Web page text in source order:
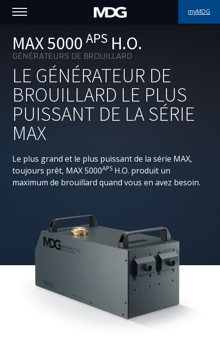
myMDG
PRODUITS
SUPPORT
PORTFOLIO
À PROPOS
OÙ ACHETER
RENCONTREZ-NOUS
ACTUALITÉS
Français
MAX 5000 APS H.O.
GÉNÉRATEURS DE BROUILLARD
LE GÉNÉRATEUR DE
BROUILLARD LE PLUS
PUISSANT DE LA SÉRIE
MAX
Le plus grand et le plus puissant de la série MAX,
toujours prêt, MAX 5000APS H.O. produit un
maximum de brouillard quand vous en avez besoin.